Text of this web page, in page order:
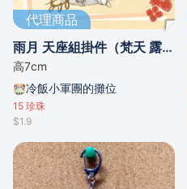
代理商品
雨月 天座組掛件（梵天 露草 空五倍子）
高7cm
冷飯小軍團的攤位
15 珍珠
$1.9